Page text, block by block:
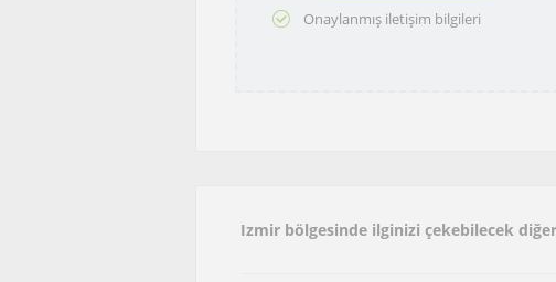
Onaylanmış iletişim bilgileri
Izmir bölgesinde ilginizi çekebilecek